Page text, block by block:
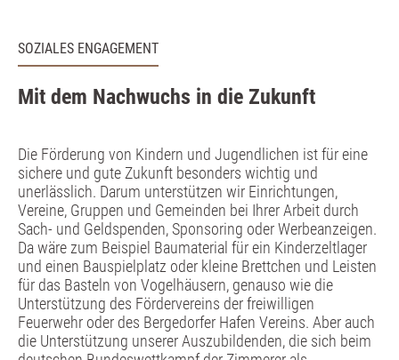
SOZIALES ENGAGEMENT
Mit dem Nachwuchs in die Zukunft
Die Förderung von Kindern und Jugendlichen ist für eine
sichere und gute Zukunft besonders wichtig und
unerlässlich. Darum unterstützen wir Einrichtungen,
Vereine, Gruppen und Gemeinden bei Ihrer Arbeit durch
Sach- und Geldspenden, Sponsoring oder Werbeanzeigen.
Da wäre zum Beispiel Baumaterial für ein Kinderzeltlager
und einen Bauspielplatz oder kleine Brettchen und Leisten
für das Basteln von Vogelhäusern, genauso wie die
Unterstützung des Fördervereins der freiwilligen
Feuerwehr oder des Bergedorfer Hafen Vereins. Aber auch
die Unterstützung unserer Auszubildenden, die sich beim